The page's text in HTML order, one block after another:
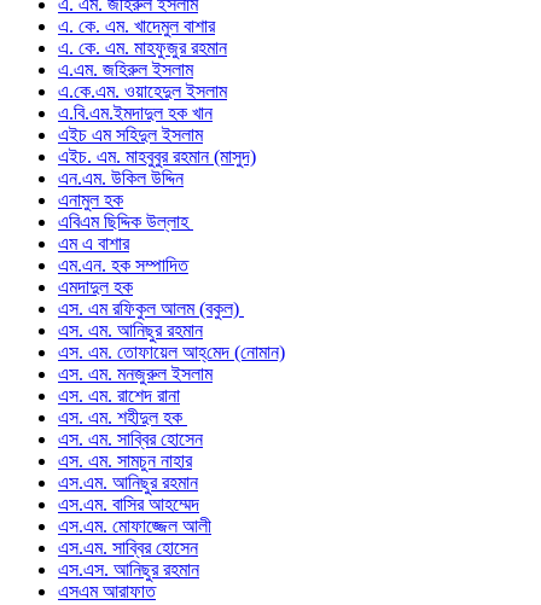
এ. এম. জহিরুল ইসলাম
এ. কে. এম. খাদেমুল বাশার
এ. কে. এম. মাহফুজুর রহমান
এ.এম. জহিরুল ইসলাম
এ.কে.এম. ওয়াহেদুল ইসলাম
এ.বি.এম.ইমদাদুল হক খান
এইচ এম সহিদুল ইসলাম
এইচ. এম. মাহবুবুর রহমান (মাসুদ)
এন.এম. উকিল উদ্দিন
এনামুল হক
এবিএম ছিদ্দিক উল্লাহ
এম এ বাশার
এম.এন. হক সম্পাদিত
এমদাদুল হক
এস. এম রফিকুল আলম (বকুল)
এস. এম. আনিছুর রহমান
এস. এম. তোফায়েল আহ্‌মেদ (নোমান)
এস. এম. মনজুরুল ইসলাম
এস. এম. রাশেদ রানা
এস. এম. শহীদুল হক
এস. এম. সাব্বির হোসেন
এস. এম. সামচুন নাহার
এস.এম. আনিছুর রহমান
এস.এম. বাসির আহম্মেদ
এস.এম. মোফাজ্জেল আলী
এস.এম. সাব্বির হোসেন
এস.এস. আনিছুর রহমান
এসএম আরাফাত